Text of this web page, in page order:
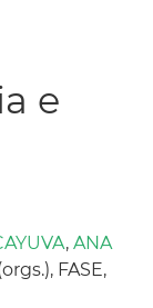
e
, ANA
FASE,